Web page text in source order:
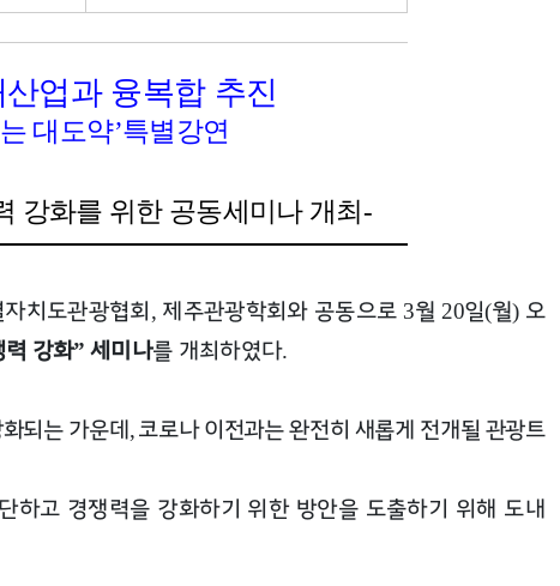
업과 융복합 추진
대도약’특별강연
강화를 위한 공동세미나 개최-
치도관광협회, 제주관광학회와 공동으로 3월20일(월) 오
강화”세미나를 개최하였다.
되는 가운데,코로나 이전과는 완전히 새롭게 전개될 관광트
하고 경쟁력을 강화하기 위한 방안을 도출하기 위해 도내